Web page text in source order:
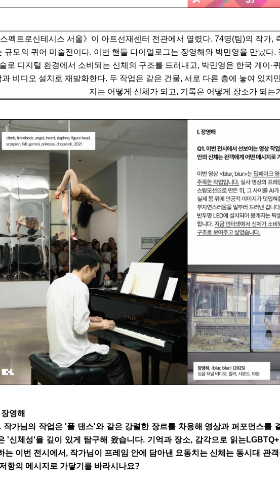
펙트로신테시스 서울》이 아트선재센터 전관에서 열렸다. 74명(팀)의 작가,
규모의 퀴어 미술전이다. 이번 핸들 다이얼로그는 장영해와 박민영을 만났다.
로 디지털 환경에서 소비되는 신체의 구조를 드러내고, 박민영은 한국 게이·
과 비디오 설치로 재발화한다. 두 작업은 같은 건물, 서로 다른 층에 놓여 있지
지는 어떻게 신체가 되고, 기록은 어떻게 장소가 되는
영해
작가님의 작업은 '폴 댄스'와 같은 강렬한 장르를 차용해 영상과 퍼포먼스를
'신체성'을 깊이 있게 탐구해 왔습니다. 기억과 장소, 감각으로 읽는
는 이번 전시에서, 작가님이 프레임 안에 담아낸 요동치는 신체는 동시대 관
항의 메시지로 가닿기를 바라시나요?